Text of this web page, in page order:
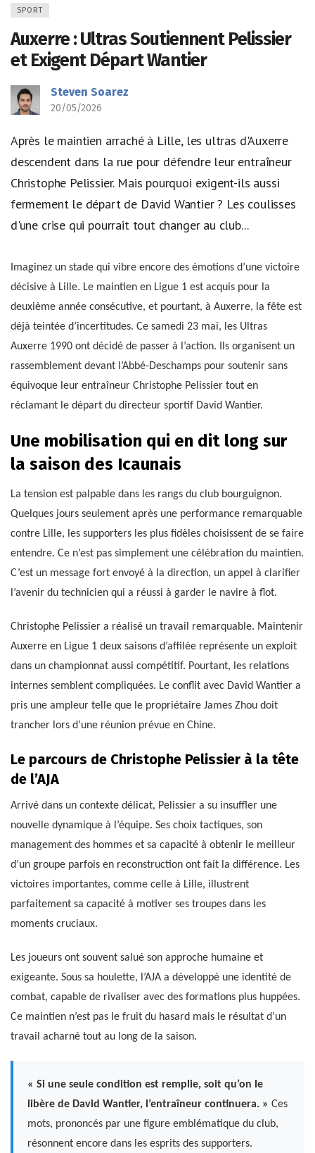
SPORT
Auxerre : Ultras Soutiennent Pelissier
et Exigent Départ Wantier
Steven Soarez
20/05/2026
Après le maintien arraché à Lille, les ultras d'Auxerre
descendent dans la rue pour défendre leur entraîneur
Christophe Pelissier. Mais pourquoi exigent-ils aussi
fermement le départ de David Wantier ? Les coulisses
d'une crise qui pourrait tout changer au club...
Imaginez un stade qui vibre encore des émotions d’une victoire
décisive à Lille. Le maintien en Ligue 1 est acquis pour la
deuxième année consécutive, et pourtant, à Auxerre, la fête est
déjà teintée d’incertitudes. Ce samedi 23 mai, les Ultras
Auxerre 1990 ont décidé de passer à l’action. Ils organisent un
rassemblement devant l’Abbé-Deschamps pour soutenir sans
équivoque leur entraîneur Christophe Pelissier tout en
réclamant le départ du directeur sportif David Wantier.
Une mobilisation qui en dit long sur
la saison des Icaunais
La tension est palpable dans les rangs du club bourguignon.
Quelques jours seulement après une performance remarquable
contre Lille, les supporters les plus fidèles choisissent de se faire
entendre. Ce n’est pas simplement une célébration du maintien.
C’est un message fort envoyé à la direction, un appel à clarifier
l’avenir du technicien qui a réussi à garder le navire à flot.
Christophe Pelissier a réalisé un travail remarquable. Maintenir
Auxerre en Ligue 1 deux saisons d’affilée représente un exploit
dans un championnat aussi compétitif. Pourtant, les relations
internes semblent compliquées. Le conflit avec David Wantier a
pris une ampleur telle que le propriétaire James Zhou doit
trancher lors d’une réunion prévue en Chine.
Le parcours de Christophe Pelissier à la tête
de l’AJA
Arrivé dans un contexte délicat, Pelissier a su insuffler une
nouvelle dynamique à l’équipe. Ses choix tactiques, son
management des hommes et sa capacité à obtenir le meilleur
d’un groupe parfois en reconstruction ont fait la différence. Les
victoires importantes, comme celle à Lille, illustrent
parfaitement sa capacité à motiver ses troupes dans les
moments cruciaux.
Les joueurs ont souvent salué son approche humaine et
exigeante. Sous sa houlette, l’AJA a développé une identité de
combat, capable de rivaliser avec des formations plus huppées.
Ce maintien n’est pas le fruit du hasard mais le résultat d’un
travail acharné tout au long de la saison.
« Si une seule condition est remplie, soit qu’on le
libère de David Wantier, l’entraîneur continuera. » Ces
mots, prononcés par une figure emblématique du club,
résonnent encore dans les esprits des supporters.